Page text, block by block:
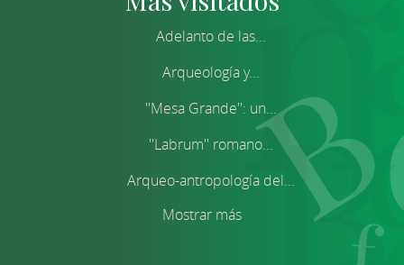
Adelanto de las...
Arqueología y...
''Mesa Grande'': un...
''Labrum'' romano...
Arqueo-antropología del...
Mostrar más